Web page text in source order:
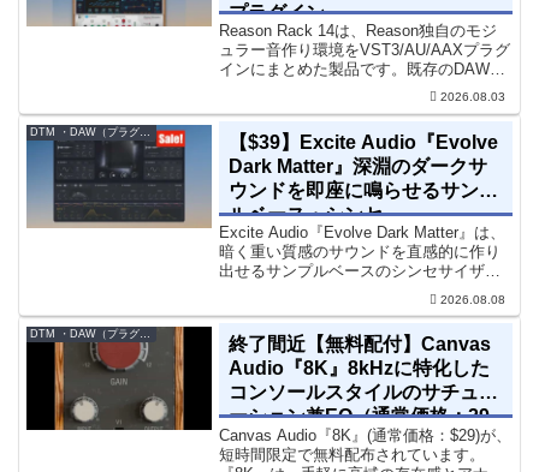
プラグイン
Reason Rack 14は、Reason独自のモジ
ュラー音作り環境をVST3/AU/AAXプラグ
インにまとめた製品です。既存のDAWを
乗り換えることなく、68種類のシンセや
2026.08.03
【$39】Excite Audio『Evolve
Dark Matter』深淵のダークサ
ウンドを即座に鳴らせるサンプ
ルベース・シンセ
Excite Audio『Evolve Dark Matter』は、
暗く重い質感のサウンドを直感的に作り
出せるサンプルベースのシンセサイザー
です。ダークD&Bやアトモスフェリッ
ク・テクノ、シネマティック作品に適し
2026.08.08
DTM ・DAW（プラグイン、シンセなど）のセール情報
終了間近【無料配付】Canvas
Audio『8K』8kHzに特化した
コンソールスタイルのサチュレ
ーション兼EQ（通常価格：29
ドル）
Canvas Audio『8K』(通常価格：$29)が、
短時間限定で無料配布されています。